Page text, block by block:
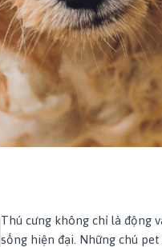
Thú cưng không chỉ là động
sống hiện đại. Những chú